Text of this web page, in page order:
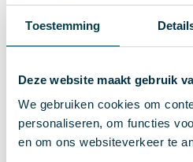
Toestemming
Deze website maakt gebruik
We gebruiken cookies om
personaliseren, om functies
en om ons websiteverkeer te
Specificaties